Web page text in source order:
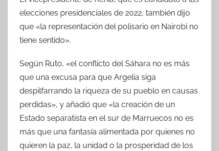
elecciones presidenciales de 2022, también dijo
que «la representación del polisario en Nairobi no
tiene sentido».
Según Ruto, «el conflicto del Sáhara no es más
que una excusa para que Argelia siga
despilfarrando la riqueza de su pueblo en causas
perdidas», y añadió que «la creación de un
Estado separatista en el sur de Marruecos no es
más que una fantasía alimentada por quienes no
quieren la paz, la unidad o la prosperidad de los